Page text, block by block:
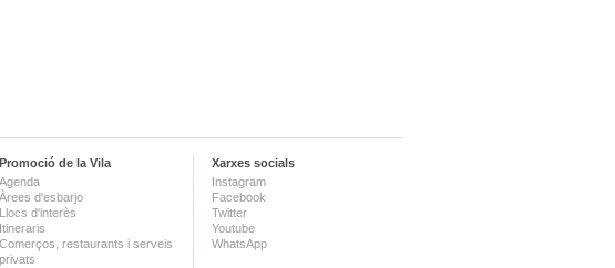
Promoció de la Vila
Agenda
Àrees d'esbarjo
Llocs d'interès
Itineraris
Comerços, restaurants i serveis
privats
Xarxes socials
Instagram
Facebook
Twitter
Youtube
WhatsApp